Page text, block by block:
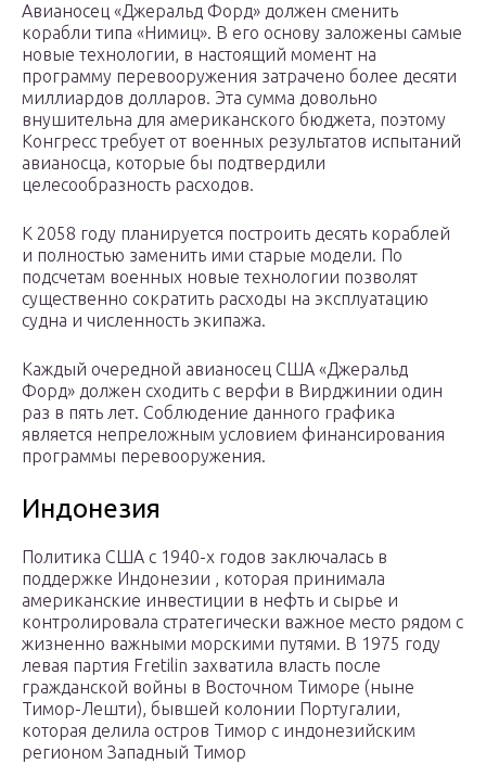
Авианосец «Джеральд Форд» должен сменить
корабли типа «Нимиц». В его основу заложены самые
новые технологии, в настоящий момент на
программу перевооружения затрачено более десяти
миллиардов долларов. Эта сумма довольно
внушительна для американского бюджета, поэтому
Конгресс требует от военных результатов испытаний
авианосца, которые бы подтвердили
целесообразность расходов.
К 2058 году планируется построить десять кораблей
и полностью заменить ими старые модели. По
подсчетам военных новые технологии позволят
существенно сократить расходы на эксплуатацию
судна и численность экипажа.
Каждый очередной авианосец США «Джеральд
Форд» должен сходить с верфи в Вирджинии один
раз в пять лет. Соблюдение данного графика
является непреложным условием финансирования
программы перевооружения.
Индонезия
Политика США с 1940-х годов заключалась в
поддержке Индонезии , которая принимала
американские инвестиции в нефть и сырье и
контролировала стратегически важное место рядом с
жизненно важными морскими путями. В 1975 году
левая партия Fretilin захватила власть после
гражданской войны в Восточном Тиморе (ныне
Тимор-Лешти), бывшей колонии Португалии,
которая делила остров Тимор с индонезийским
регионом Западный Тимор